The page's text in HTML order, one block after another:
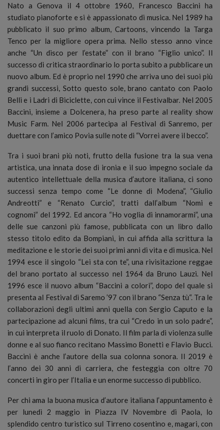
Nato a Genova il 4 ottobre 1960, Francesco Baccini ha
studiato pianoforte e si è appassionato di musica. Nel 1989 ha
pubblicato il suo primo album, Cartoons, vincendo la Targa
Tenco per la migliore opera prima. Nello stesso anno vince
anche “Un disco per l’estate” con il brano “Figlio unico”. Il
successo di critica straordinario lo porta subito a pubblicare un
nuovo album. Ed è proprio nel 1990 che arriva uno dei suoi più
grandi successi, Sotto questo sole, brano cantato con Paolo
Belli e i Ladri di Biciclette, con cui vince il Festivalbar. Nel 2005
Baccini, insieme a Dolcenera, ha preso parte al reality show
Music Farm. Nel 2006 partecipa al Festival di Sanremo, per
duettare con l’amico Povia sulle note di “Vorrei avere il becco”.
Tra i suoi brani più noti, frutto della fusione tra la sua vena
artistica, una innata dose di ironia e il suo impegno sociale da
autentico intellettuale della musica d’autore italiana, ci sono
successi senza tempo come “Le donne di Modena”, “Giulio
Andreotti” e “Renato Curcio”, tratti dall’album “Nomi e
cognomi” del 1992. Ed ancora “Ho voglia di innamorarmi”, una
delle sue canzoni più famose, pubblicata con un libro dallo
stesso titolo edito da Bompiani, in cui affida alla scrittura la
meditazione e le storie dei suoi primi anni di vita e di musica. Nel
1994 esce il singolo “Lei sta con te”, una rivisitazione reggae
del brano portato al successo nel 1964 da Bruno Lauzi. Nel
1996 esce il nuovo album “Baccini a colori”, dopo del quale si
presenta al Festival di Saremo ’97 con il brano “Senza tù“. Tra le
collaborazioni degli ultimi anni quella con Sergio Caputo e la
partecipazione ad alcuni films, tra cui “Credo in un solo padre”,
in cui interpreta il ruolo di Donato. Il film parla di violenza sulle
donne e al suo fianco recitano Massimo Bonetti e Flavio Bucci.
Baccini è anche l’autore della sua colonna sonora. Il 2019 è
l’anno dei 30 anni di carriera, che festeggia con oltre 70
concerti in giro per l’Italia e un enorme successo di pubblico.
Per chi ama la buona musica d’autore italiana l’appuntamento è
per lunedì 2 maggio in Piazza IV Novembre di Paola, lo
splendido centro turistico sul Tirreno cosentino e, magari, con